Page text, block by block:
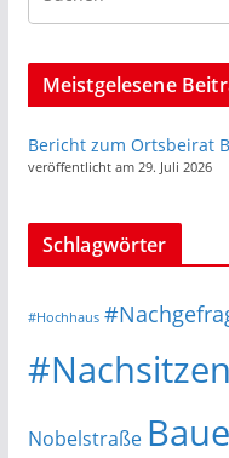
Meistgelesene
Bericht zum Ortsbeirat
veröffentlicht am 29. Juli 2026
Schlagwörter
#Hochhaus
#Nachsitzen
Nobelstraße